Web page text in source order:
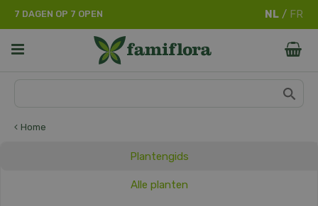
Home
7 DAGEN OP 7 OPEN
Plantengids
Alle planten